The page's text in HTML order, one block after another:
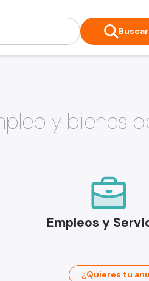
Buscar
y bienes
Empleos y
¿Quieres tu